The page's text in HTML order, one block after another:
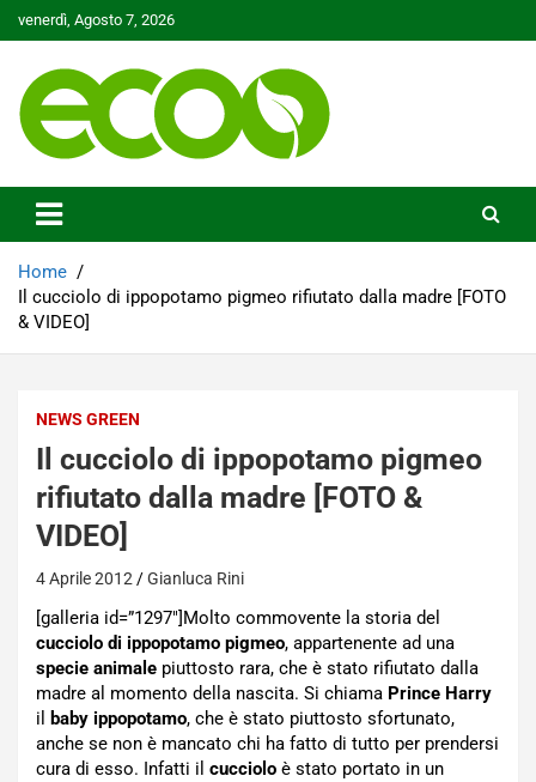
to
venerdì, Agosto 7, 2026
Ecoo.it
Home
Il cucciolo di ippopotamo pigmeo rifiutato dalla madre [FOTO
& VIDEO]
NEWS GREEN
Il cucciolo di ippopotamo pigmeo
rifiutato dalla madre [FOTO &
VIDEO]
4 Aprile 2012 Gianluca Rini
[galleria id=”1297″]Molto commovente la storia del
cucciolo di ippopotamo pigmeo, appartenente ad una
specie animale piuttosto rara, che è stato rifiutato dalla
madre al momento della nascita. Si chiama Prince Harry
il
baby ippopotamo, che è stato piuttosto sfortunato,
anche se non è mancato chi ha fatto di tutto per prendersi
cura di esso. Infatti il cucciolo è stato portato in un